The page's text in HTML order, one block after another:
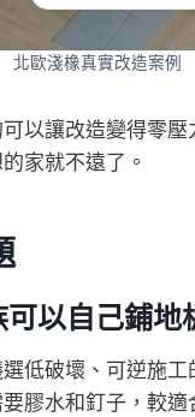
北歐淺橡真實改造案例
以讓改造變得零壓
家就不遠了。
以自己鋪地
低破壞、可逆施工
膠水和釘子，較適